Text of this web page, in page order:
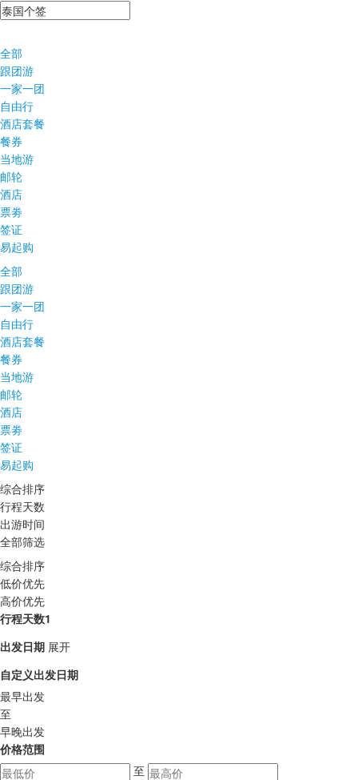
全部
跟团游
一家一团
自由行
酒店套餐
餐券
当地游
邮轮
酒店
票劵
签证
易起购
全部
跟团游
一家一团
自由行
酒店套餐
餐券
当地游
邮轮
酒店
票劵
签证
易起购
综合排序
行程天数
出游时间
全部筛选
综合排序
低价优先
高价优先
行程天数1
出发日期 展开
自定义出发日期
最早出发
至
早晚出发
价格范围
至